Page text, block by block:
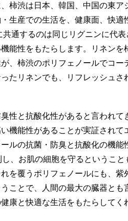
柿渋は日本、韓国、中国の東
生産での生活を、健康面、快
通するのは同じリグニンに代
能性をもたらします。リネンを
、柿渋のポリフェノールでコ
たリネンでも、リフレッシュ
性と抗酸化性があると言われ
機能性があることが実証されて
ルの抗菌・防臭と抗酸化の機
、お肌の細胞を守るというこ
を覆うポリフェノールにも、
ことで、人間の最大の臓器と
康と快適な生活をもたらしてく